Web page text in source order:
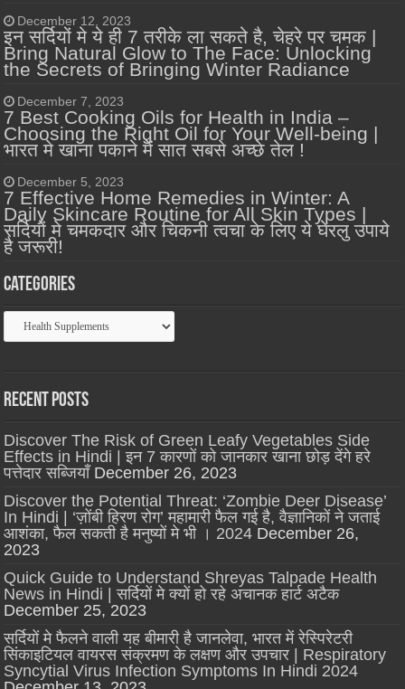
December 12, 2023
इन सर्दियों मे ये ही 7 तरीके ला सकते है, चेहरे पर चमक |
Bring Natural Glow to The Face: Unlocking
the Secrets of Bringing Winter Radiance
December 7, 2023
7 Best Cooking Oils for Health in India –
Choosing the Right Oil for Your Well-being |
भारत मे खाना पकाने में सात सबसे अच्छे तेल !
December 5, 2023
7 Effective Home Remedies in Winter: A
Daily Skincare Routine for All Skin Types |
सर्दियों मे चमकदार और चिकनी त्वचा के लिए ये घेरलु उपाये
है जरूरी!
Categories
Categories
Recent Posts
Discover The Risk of Green Leafy Vegetables Side
Effects in Hindi | इन 7 कारणों को जानकार खाना छोड़ देंगे हरे
पत्तेदार सब्जियाँ December 26, 2023
Discover the Potential Threat: ‘Zombie Deer Disease’
In Hindi | ‘ज़ोंबी हिरण रोग’ महामारी फैल गई है, वैज्ञानिकों ने जताई
आशंका, फैल सकती है मनुष्यों मे भी । 2024 December 26,
2023
Quick Guide to Understand Shreyas Talpade Health
News in Hindi | सर्दियों मे क्यों हो रहे अचानक हार्ट अटैक
December 25, 2023
सर्दियों मे फैलने वाली यह बीमारी है जानलेवा, भारत में रेस्पिरेटरी
सिंकाइटियल वायरस संक्रमण के लक्षण और उपचार | Respiratory
Syncytial Virus Infection Symptoms In Hindi 2024